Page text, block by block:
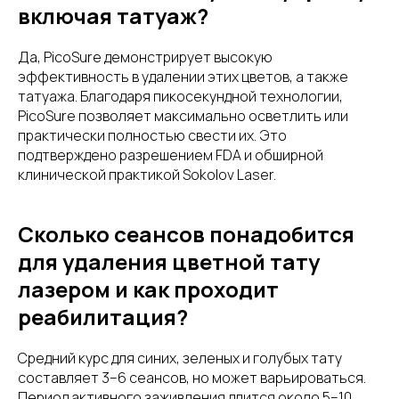
включая татуаж?
Да, PicoSure демонстрирует высокую
эффективность в удалении этих цветов, а также
татуажа. Благодаря пикосекундной технологии,
PicoSure позволяет максимально осветлить или
практически полностью свести их. Это
подтверждено разрешением FDA и обширной
клинической практикой Sokolov Laser.
Сколько сеансов понадобится
для удаления цветной тату
лазером и как проходит
реабилитация?
Средний курс для синих, зеленых и голубых тату
составляет 3–6 сеансов, но может варьироваться.